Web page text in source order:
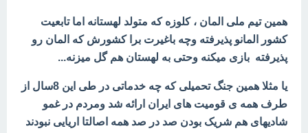
همین تیم ملی المان ، کلوزه که متولد لهستانه اما تابعیت
کشور المانو پذیرفته وچه باغیرت برا کشورش که المان رو
پذیرفته بازی میکنه وحتی به لهستان هم گل میزنه...
یا مثلا همین جنگ تحمیلی که چه خدماتی در طی این 8سال از
طرف همه ی قومیت های ایران ارائه شد ومردم در غمو
شادیهای هم شریک بودن صد در صد همه اصالتا اریایی نبودند